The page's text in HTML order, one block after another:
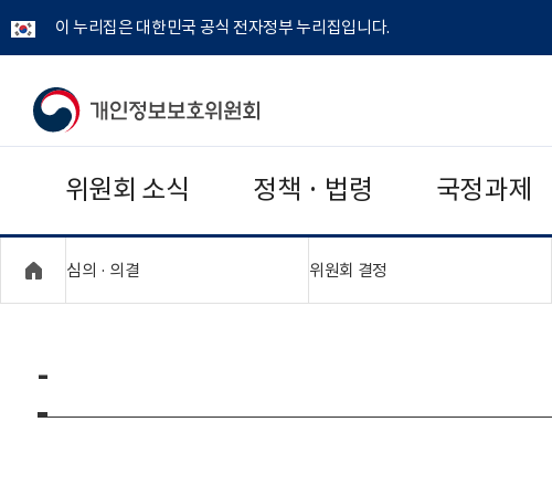
이 누리집은 대한민국 공식 전자정부 누리집입니다.
개
보
보
위
위원회 소식 정책 · 법령 국정과제
심의 · 의결 위원회 결정
-